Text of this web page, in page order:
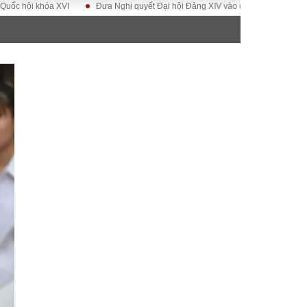
– Đô thị
khóa XVI Đưa Nghị quyết Đại hội Đảng XIV vào cuộc sống